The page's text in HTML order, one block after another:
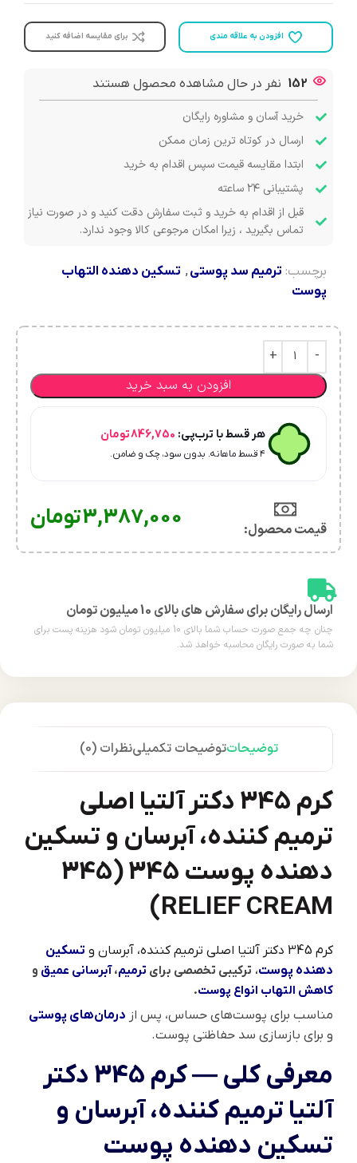
افزودن به علاقه مندی برای مقایسه اضافه کنید
152 نفر در حال مشاهده محصول هستند
خرید آسان و مشاوره رایگان
ارسال در کوتاه ترین زمان ممکن
ابتدا مقایسه قیمت سپس اقدام به خرید
پشتیبانی ۲۴ ساعته
قبل از اقدام به خرید و ثبت سفارش دقت کنید و در صورت نیاز
تماس بگیرید ، زیرا امکان مرجوعی کالا وجود ندارد.
برچسب: ترمیم سد پوستی, تسکین دهنده التهاب
پوست
افزودن به سبد خرید
هر قسط با ترب‌پی: 846,750تومان
۴ قسط ماهانه. بدون سود، چک و ضامن.
قیمت محصول:​ 3,387,000تومان
ارسال رایگان برای سفارش های بالای 10 میلیون تومان
چنان چه جمع صورت حساب شما بالای 10 میلیون تومان شود هزینه پست برای
شما به صورت رایگان محاسبه خواهد شد.
توضیحاتتوضیحات تکمیلینظرات (0)
کرم 345 دکتر آلتیا اصلی
ترمیم کننده، آبرسان و تسکین
دهنده پوست 345 (345
RELIEF CREAM)
کرم 345 دکتر آلتیا اصلی ترمیم کننده، آبرسان و
تسکین
دهنده پوست، ترکیبی تخصصی برای ترمیم،آبرسانی عمیق و
کاهش التهاب انواع پوست.
مناسب برای پوست‌های حساس، پس از درمان‌های پوستی
و برای بازسازی سد حفاظتی پوست.
معرفی کلی — کرم 345 دکتر
آلتیا ترمیم کننده، آبرسان و
تسکین دهنده پوست